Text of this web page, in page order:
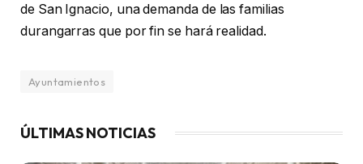
de San Ignacio, una demanda de las familias
durangarras que por fin se hará realidad.
Ayuntamientos
ÚLTIMAS NOTICIAS